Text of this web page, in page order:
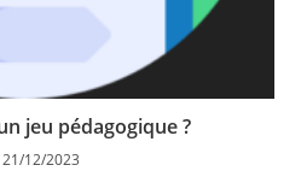
jeu pédagogique ?
21/12/2023